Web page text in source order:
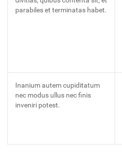
parabiles et terminatas habet.
Inanium autem cupiditatum
nec modus ullus nec finis
inveniri potest.